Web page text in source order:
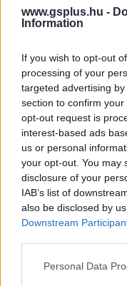
www.gsplus.hu -
Information
If you wish to opt-out
processing of your
targeted advertising
section to confirm
opt-out request is
interest-based ads
us or personal
your opt-out. You may
disclosure of your
IAB’s list of
also be disclosed by
Downstream
Please note that this
Personal Data
Nagyszabású
strandröplabda
sorozata.
Címkék: #infamous:
#sucker punch
#akció
Platformok: